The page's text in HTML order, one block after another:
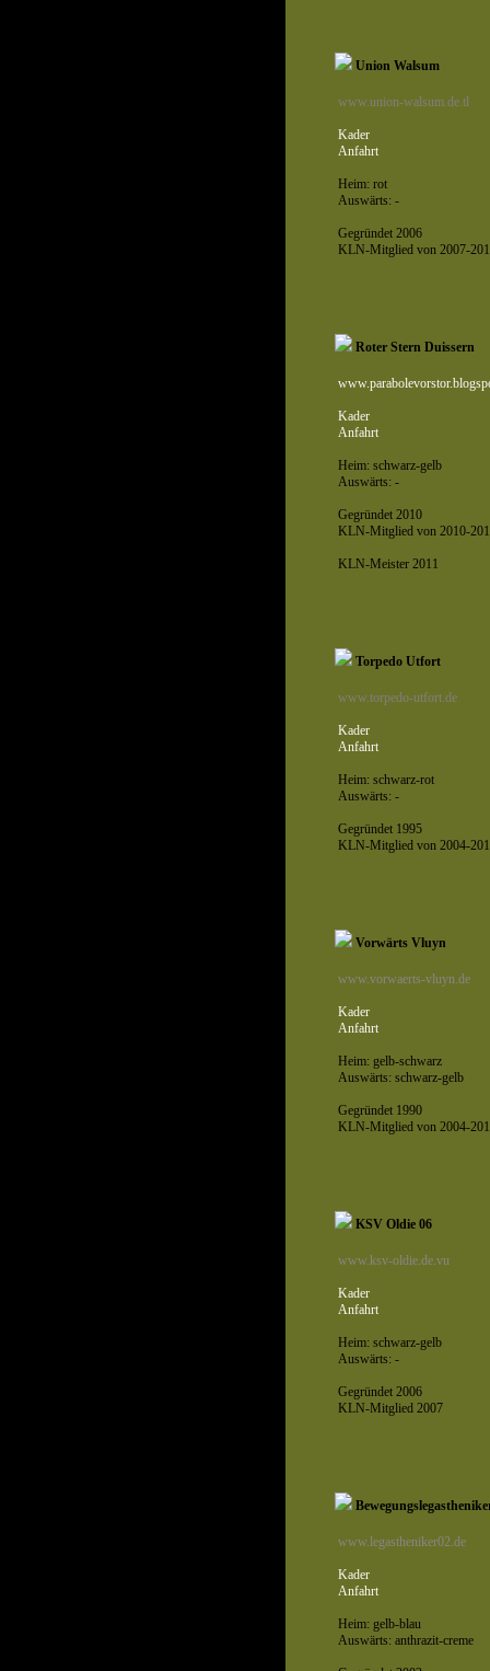
Union Walsum
www.union-walsum.de.tl
Kader
Anfahrt
Heim: rot
Auswärts: -
Gegründet 2006
KLN-Mitglied von 2007-
Roter Stern Duissern
Kader
Anfahrt
Heim: schwarz-gelb
Auswärts: -
Gegründet 2010
KLN-Mitglied von 2010-
KLN-Meister 2011
Torpedo Utfort
www.torpedo-utfort.de
Kader
Anfahrt
Heim: schwarz-rot
Auswärts: -
Gegründet 1995
KLN-Mitglied von 2004-
Vorwärts Vluyn
www.vorwaerts-vluyn.de
Kader
Anfahrt
Heim: gelb-schwarz
Auswärts: schwarz-gelb
Gegründet 1990
KLN-Mitglied von 2004-
KSV Oldie 06
www.ksv-oldie.de.vu
Kader
Anfahrt
Heim: schwarz-gelb
Auswärts: -
Gegründet 2006
KLN-Mitglied 2007
www.legastheniker02.de
Kader
Anfahrt
Heim: gelb-blau
Auswärts: anthrazit-creme